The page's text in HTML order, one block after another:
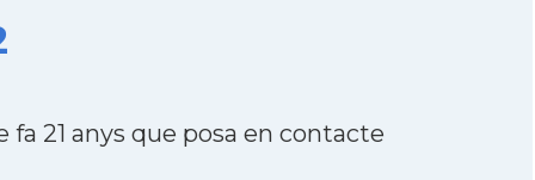
21 anys que posa en contacte